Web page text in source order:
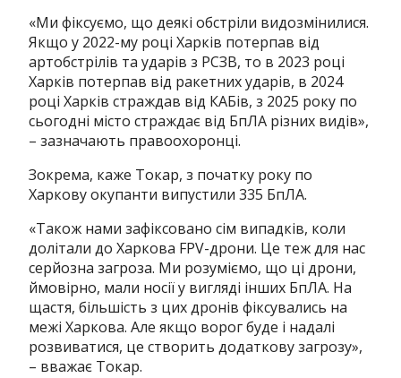
«Ми фіксуємо, що деякі обстріли видозмінилися.
Якщо у 2022-му році Харків потерпав від
артобстрілів та ударів з РСЗВ, то в 2023 році
Харків потерпав від ракетних ударів, в 2024
році Харків страждав від КАБів, з 2025 року по
сьогодні місто страждає від БпЛА різних видів»,
– зазначають правоохоронці.
Зокрема, каже Токар, з початку року по
Харкову окупанти випустили 335 БпЛА.
«Також нами зафіксовано сім випадків, коли
долітали до Харкова FPV-дрони. Це теж для нас
серйозна загроза. Ми розуміємо, що ці дрони,
ймовірно, мали носії у вигляді інших БпЛА. На
щастя, більшість з цих дронів фіксувались на
межі Харкова. Але якщо ворог буде і надалі
розвиватися, це створить додаткову загрозу»,
– вважає Токар.